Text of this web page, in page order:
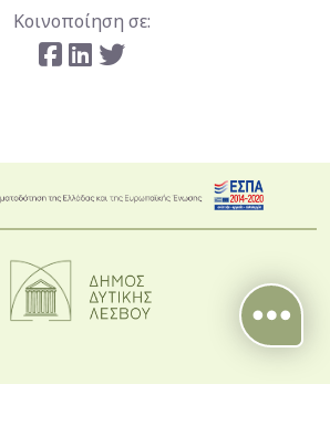
Κοινοποίηση σε:
υλοποίηση από τη Crowdpolicy